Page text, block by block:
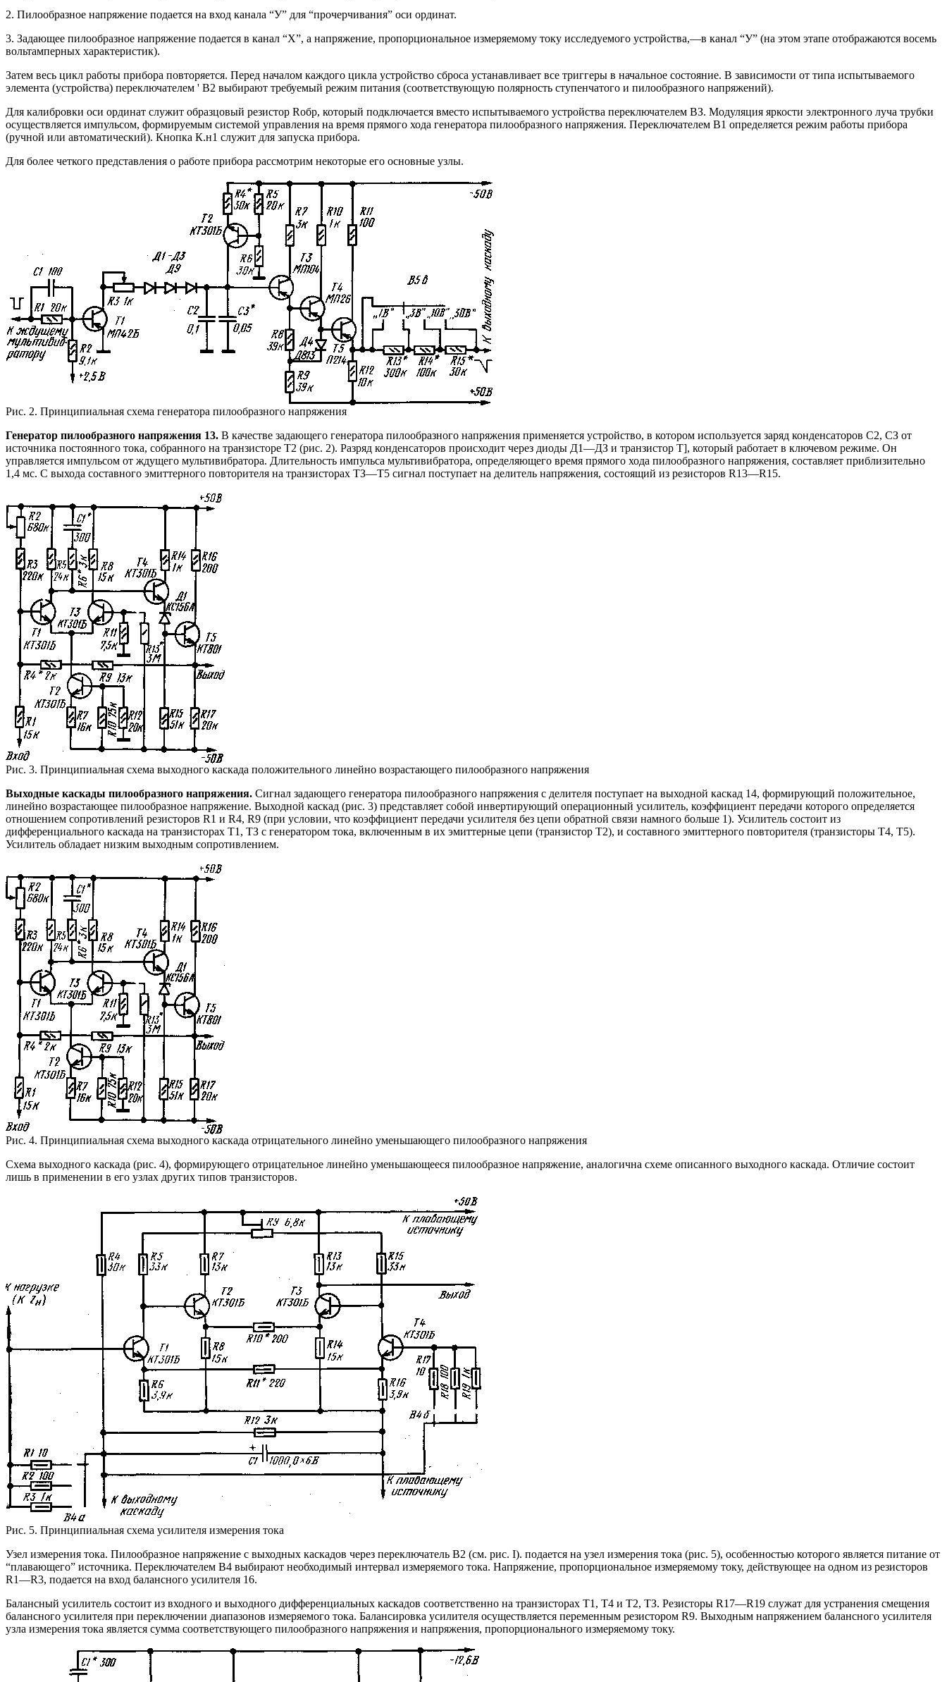
2. Пилообразное напряжение подается на вход канала “У” для “прочерчивания” оси ординат.
3. Задающее пилообразное напряжение подается в канал “X”, а напряжение, пропорциональное измеряемому току исследуемого устройства,—в канал “У” (на этом этапе отображаются восемь
вольтамперных характеристик).
Затем весь цикл работы прибора повторяется. Перед началом каждого цикла устройство сброса устанавливает все триггеры в начальное состояние. В зависимости от типа испытываемого
элемента (устройства) переключателем ' В2 выбирают требуемый режим питания (соответствующую полярность ступенчатого и пилообразного напряжений).
Для калибровки оси ординат служит образцовый резистор Rобр, который подключается вместо испытываемого устройства переключателем ВЗ. Модуляция яркости электронного луча трубки
осуществляется импульсом, формируемым системой управления на время прямого хода генератора пилообразного напряжения. Переключателем В1 определяется режим работы прибора
(ручной или автоматический). Кнопка К.н1 служит для запуска прибора.
Для более четкого представления о работе прибора рассмотрим некоторые его основные узлы.
Рис. 2. Принципиальная схема генератора пилообразного напряжения
Генератор пилообразного напряжения 13. В качестве задающего генератора пилообразного напряжения применяется устройство, в котором используется заряд конденсаторов С2, СЗ от
источника постоянного тока, собранного на транзисторе Т2 (рис. 2). Разряд конденсаторов происходит через диоды Д1—ДЗ и транзистор Т], который работает в ключевом режиме. Он
управляется импульсом от ждущего мультивибратора. Длительность импульса мультивибратора, определяющего время прямого хода пилообразного напряжения, составляет приблизительно
1,4 мс. С выхода составного эмиттерного повторителя на транзисторах ТЗ—Т5 сигнал поступает на делитель напряжения, состоящий из резисторов R13—R15.
Рис. 3. Принципиальная схема выходного каскада положительного линейно возрастающего пилообразного напряжения
Выходные каскады пилообразного напряжения. Сигнал задающего генератора пилообразного напряжения с делителя поступает на выходной каскад 14, формирующий положительное,
линейно возрастающее пилообразное напряжение. Выходной каскад (рис. 3) представляет собой инвертирующий операционный усилитель, коэффициент передачи которого определяется
отношением сопротивлений резисторов R1 и R4, R9 (при условии, что коэффициент передачи усилителя без цепи обратной связи намного больше 1). Усилитель состоит из
дифференциального каскада на транзисторах Т1, ТЗ с генератором тока, включенным в их эмиттерные цепи (транзистор Т2), и составного эмиттерного повторителя (транзисторы Т4, Т5).
Усилитель обладает низким выходным сопротивлением.
Рис. 4. Принципиальная схема выходного каскада отрицательного линейно уменьшающего пилообразного напряжения
Схема выходного каскада (рис. 4), формирующего отрицательное линейно уменьшающееся пилообразное напряжение, аналогична схеме описанного выходного каскада. Отличие состоит
лишь в применении в его узлах других типов транзисторов.
Рис. 5. Принципиальная схема усилителя измерения тока
Узел измерения тока. Пилообразное напряжение с выходных каскадов через переключатель В2 (см. рис. I). подается на узел измерения тока (рис. 5), особенностью которого является питание от
“плавающего” источника. Переключателем В4 выбирают необходимый интервал измеряемого тока. Напряжение, пропорциональное измеряемому току, действующее на одном из резисторов
R1—R3, подается на вход балансного усилителя 16.
Балансный усилитель состоит из входного и выходного дифференциальных каскадов соответственно на транзисторах Т1, Т4 и T2, ТЗ. Резисторы R17—R19 служат для устранения смещения
балансного усилителя при переключении диапазонов измеряемого тока. Балансировка усилителя осуществляется переменным резистором R9. Выходным напряжением балансного усилителя
узла измерения тока является сумма соответствующего пилообразного напряжения и напряжения, пропорционального измеряемому току.